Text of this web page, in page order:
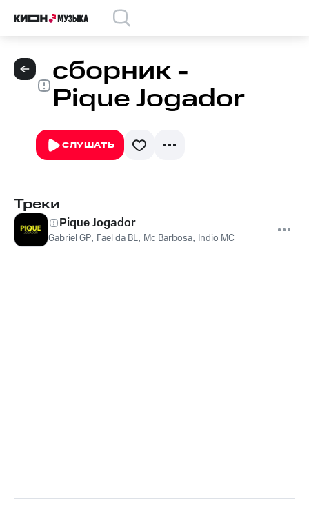
сборник -
Pique Jogador
СЛУШАТЬ
Треки
Pique Jogador
Gabriel GP, Fael da BL, Mc Barbosa, Indio MC